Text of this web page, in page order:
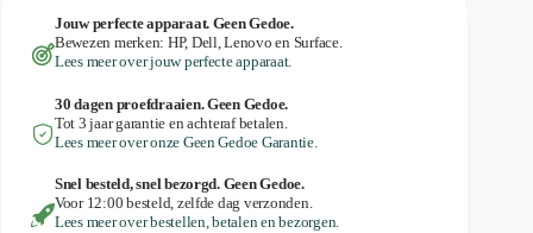
Jouw perfecte apparaat. Geen Gedoe.
Bewezen merken: HP, Dell, Lenovo en Surface.
Lees meer over jouw perfecte apparaat.
30 dagen proefdraaien. Geen Gedoe.
Tot 3 jaar garantie en achteraf betalen.
Lees meer over onze Geen Gedoe Garantie.
Snel besteld, snel bezorgd. Geen Gedoe.
Voor 12:00 besteld, zelfde dag verzonden.
Lees meer over bestellen, betalen en bezorgen.